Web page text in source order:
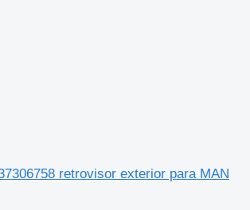
retrovisor exterior para MAN